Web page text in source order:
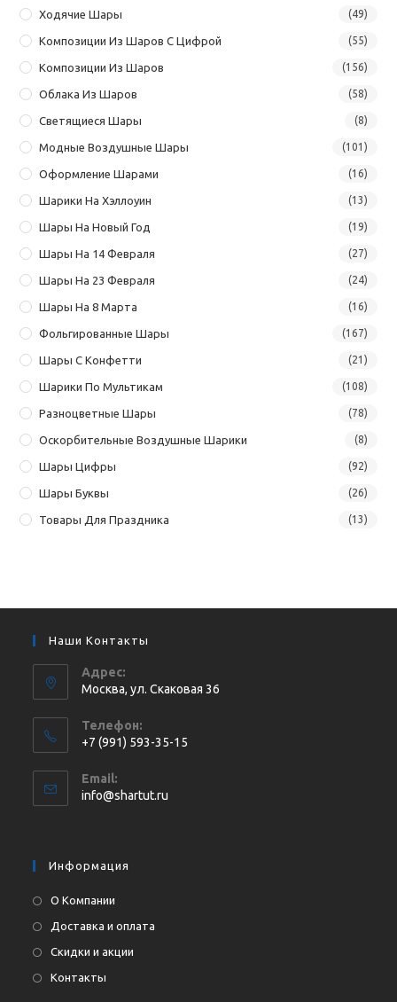
Ходячие Шары (49)
Композиции Из Шаров С Цифрой (55)
Композиции Из Шаров (156)
Облака Из Шаров (58)
Светящиеся Шары (8)
Модные Воздушные Шары (101)
Оформление Шарами (16)
Шарики На Хэллоуин (13)
Шары На Новый Год (19)
Шары На 14 Февраля (27)
Шары На 23 Февраля (24)
Шары На 8 Марта (16)
Фольгированные Шары (167)
Шары С Конфетти (21)
Шарики По Мультикам (108)
Разноцветные Шары (78)
Оскорбительные Воздушные Шарики (8)
Шары Цифры (92)
Шары Буквы (26)
Товары Для Праздника (13)
Наши Контакты
Адрес:
Москва, ул. Cкаковая 36
Телефон:
+7 (991) 593-35-15
в
вашем
Email:
info@shartut.ru
Информация
О Компании
Доставка и оплата
Скидки и акции
Контакты